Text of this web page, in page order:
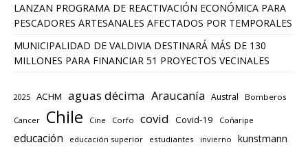
LANZAN PROGRAMA DE REACTIVACIÓN ECONÓMICA PARA
PESCADORES ARTESANALES AFECTADOS POR TEMPORALES
MUNICIPALIDAD DE VALDIVIA DESTINARÁ MÁS DE 130
MILLONES PARA FINANCIAR 51 PROYECTOS VECINALES
2025 ACHM aguas décima Araucanía Austral Bomberos
Cancer Chile Cine Corfo covid Covid-19 Coñaripe
educación educación superior estudiantes invierno kunstmann